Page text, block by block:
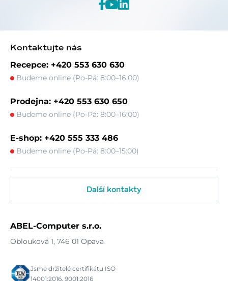
Kontaktujte nás
Recepce: +420 553 630 630
Budeme online (Po-Pá: 8:00–16:00)
Prodejna: +420 553 630 650
Budeme online (Po-Pá: 8:00–16:00)
E-shop: +420 555 333 486
Budeme online (Po-Pá: 8:00–15:00)
Další kontakty
ABEL-Computer s.r.o.
Oblouková 1, 746 01 Opava
Jsme držitelé certifikátu ISO
14001:2016, 9001:2016